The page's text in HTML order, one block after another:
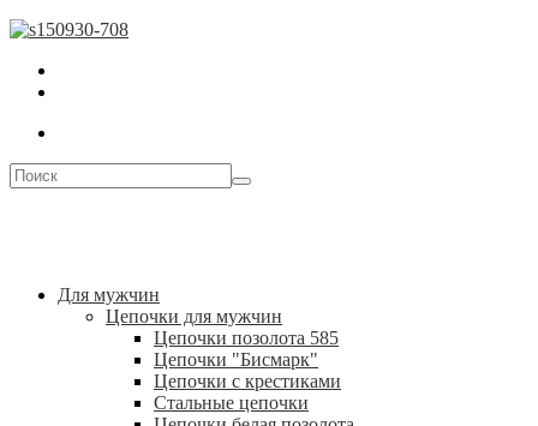
Для мужчин
Цепочки для мужчин
Цепочки позолота 585
Цепочки "Бисмарк"
Цепочки с крестиками
Стальные цепочки